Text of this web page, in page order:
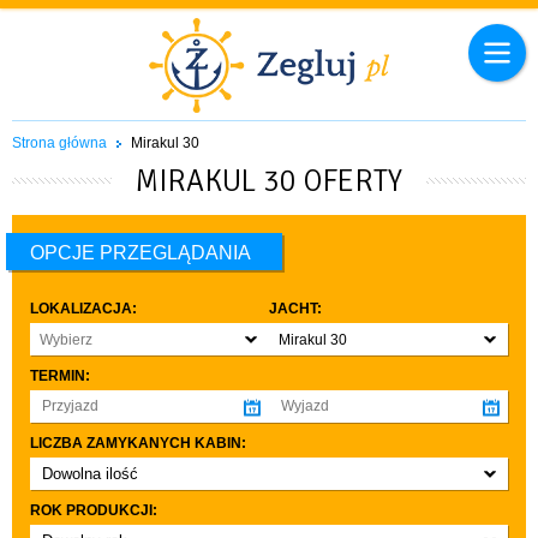
Strona główna Mirakul 30
MIRAKUL 30 OFERTY
OPCJE PRZEGLĄDANIA
LOKALIZACJA:
Wybierz
JACHT:
Mirakul 30
TERMIN:
LICZBA ZAMYKANYCH KABIN:
Dowolna ilość
co najmniej 1
co najmniej 2
ROK PRODUKCJI: